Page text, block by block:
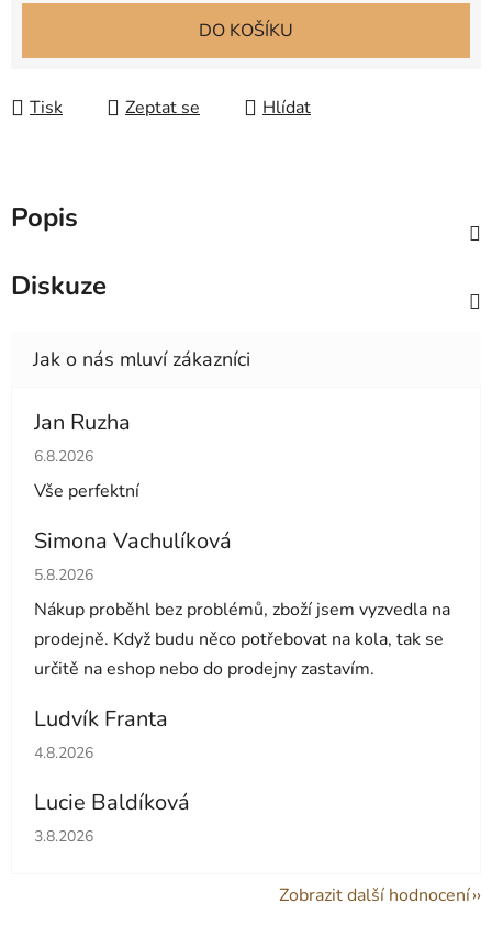
DO KOŠÍKU
Tisk Zeptat se Hlídat
Popis
Diskuze
Jan Ruzha
Hodnocení obchodu je 5 z 5 hvězdiček.
6.8.2026
Vše perfektní
Simona Vachulíková
Hodnocení obchodu je 5 z 5 hvězdiček.
5.8.2026
Nákup proběhl bez problémů, zboží jsem vyzvedla na
prodejně. Když budu něco potřebovat na kola, tak se
určitě na eshop nebo do prodejny zastavím.
Ludvík Franta
Hodnocení obchodu je 5 z 5 hvězdiček.
4.8.2026
Lucie Baldíková
Hodnocení obchodu je 5 z 5 hvězdiček.
3.8.2026
Zobrazit další hodnocení